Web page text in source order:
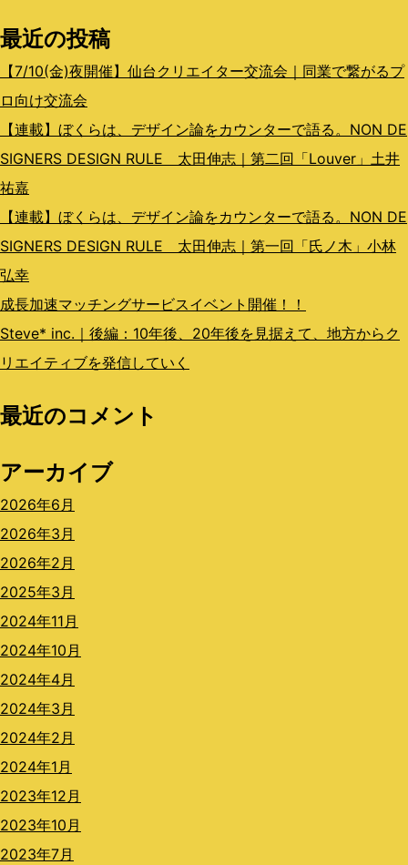
ョ
ン
最近の投稿
【7/10(金)夜開催】仙台クリエイター交流会｜同業で繋がるプ
ロ向け交流会
【連載】ぼくらは、デザイン論をカウンターで語る。NON DE
SIGNERS DESIGN RULE 太田伸志｜第二回「Louver」土井
祐嘉
【連載】ぼくらは、デザイン論をカウンターで語る。NON DE
SIGNERS DESIGN RULE 太田伸志｜第一回「氏ノ木」小林
弘幸
成長加速マッチングサービスイベント開催！！
Steve* inc.｜後編：10年後、20年後を見据えて、地方からク
リエイティブを発信していく
最近のコメント
アーカイブ
2026年6月
2026年3月
2026年2月
2025年3月
2024年11月
2024年10月
2024年4月
2024年3月
2024年2月
2024年1月
2023年12月
2023年10月
2023年7月